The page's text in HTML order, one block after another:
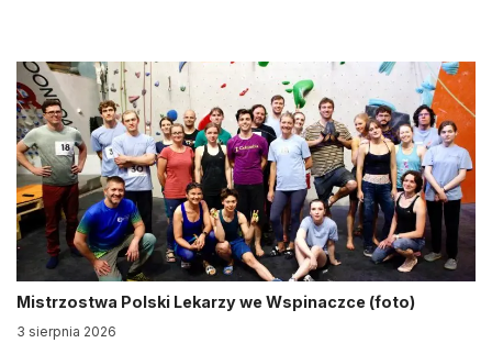
Mistrzostwa Polski Lekarzy we Wspinaczce (foto)
3 sierpnia 2026